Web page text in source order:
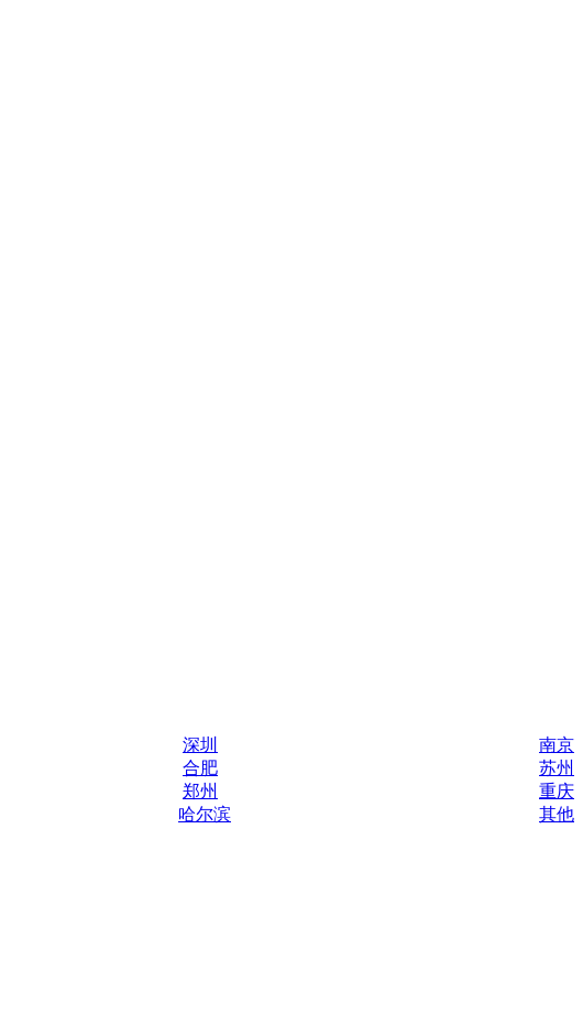
深圳
南京
合肥
苏州
郑州
重庆
哈尔滨
其他